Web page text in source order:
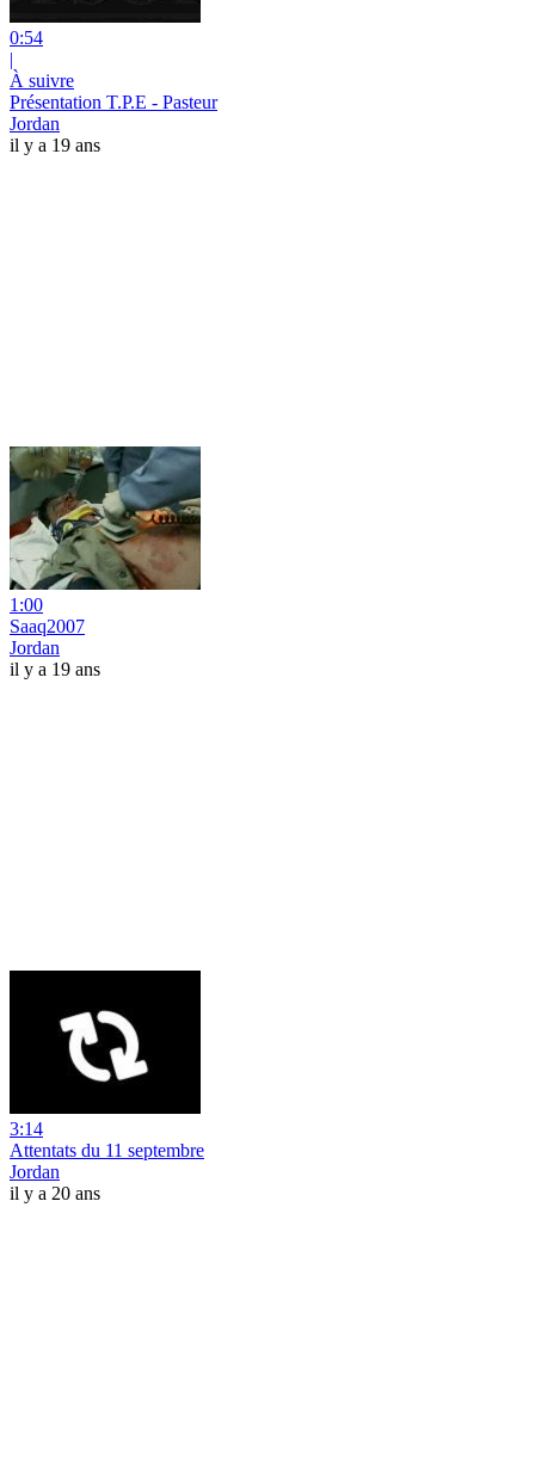
0:54
|
À suivre
Présentation T.P.E - Pasteur
Jordan
il y a 19 ans
1:00
Saaq2007
Jordan
il y a 19 ans
3:14
Attentats du 11 septembre
Jordan
il y a 20 ans